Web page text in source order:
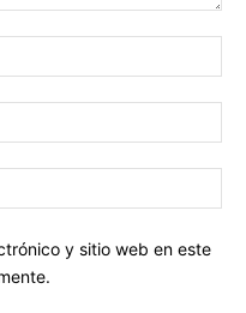
y sitio web en este